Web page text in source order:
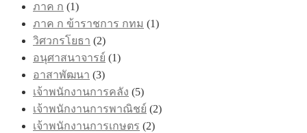
ภาค ก (1)
ภาค ก ข้าราชการ กทม (1)
วิศวกรโยธา (2)
อนุศาสนาจารย์ (1)
อาสาพัฒนา (3)
เจ้าพนักงานการคลัง (5)
เจ้าพนักงานการพาณิชย์ (2)
เจ้าพนักงานการเกษตร (2)